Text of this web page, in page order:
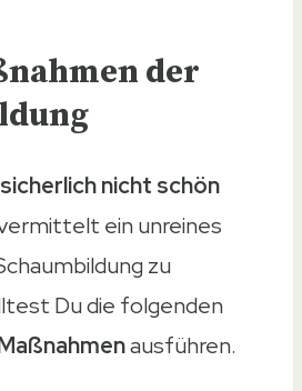
der
nicht schön
ein unreines
zu
Du die folgenden
ausführen.